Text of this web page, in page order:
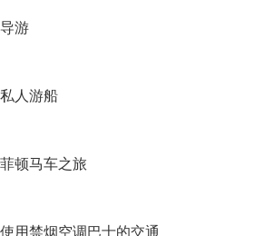
导游
私人游船
菲顿马车之旅
使用禁烟空调巴士的交通